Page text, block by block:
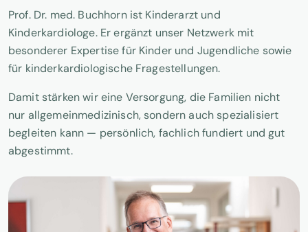
Prof. Dr. med. Buchhorn ist Kinderarzt und
Kinderkardiologe. Er ergänzt unser Netzwerk mit
besonderer Expertise für Kinder und Jugendliche sowie
für kinderkardiologische Fragestellungen.
Damit stärken wir eine Versorgung, die Familien nicht
nur allgemeinmedizinisch, sondern auch spezialisiert
begleiten kann — persönlich, fachlich fundiert und gut
abgestimmt.